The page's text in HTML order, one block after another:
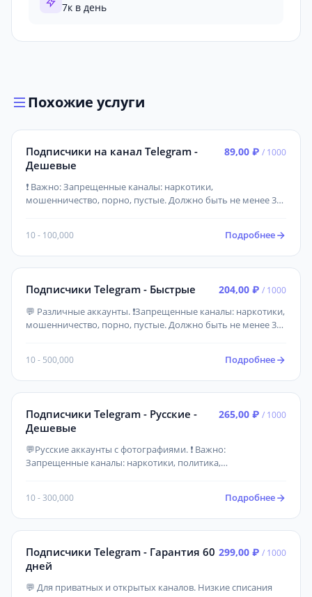
7к в день
Похожие услуги
Подписчики на канал Telegram -
Дешевые
89,00 ₽ / 1000
❗ Важно: Запрещенные каналы: наркотики,
мошенничество, порно, пустые. Должно быть не менее 3
10 - 100,000 Подробнее
Подписчики Telegram - Быстрые 204,00 ₽ / 1000
💬 Различные аккаунты. ❗Запрещенные каналы: наркотики,
мошенничество, порно, пустые. Должно быть не менее 3
10 - 500,000 Подробнее
Подписчики Telegram - Русские -
Дешевые
265,00 ₽ / 1000
💬Русские аккаунты с фотографиями. ❗ Важно:
Запрещенные каналы: наркотики, политика,
10 - 300,000 Подробнее
Подписчики Telegram - Гарантия 60
дней
299,00 ₽ / 1000
💬 Для приватных и открытых каналов. Низкие списания